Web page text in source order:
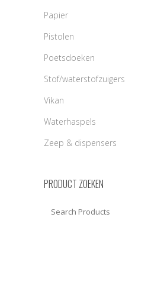
Papier
Pistolen
Poetsdoeken
Stof/waterstofzuigers
Vikan
Waterhaspels
Zeep & dispensers
PRODUCT ZOEKEN